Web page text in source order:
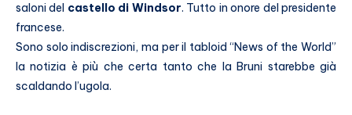
saloni del castello di Windsor. Tutto in onore del presidente
francese.
Sono solo indiscrezioni, ma per il tabloid “News of the World”
la notizia è più che certa tanto che la Bruni starebbe già
scaldando l’ugola.